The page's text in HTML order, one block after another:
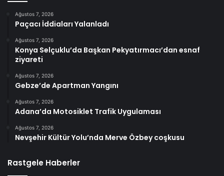
Ağustos 7, 2026
Paçacı İddiaları Yalanladı
Ağustos 7, 2026
Konya Selçuklu’da Başkan Pekyatırmacı’dan esnaf
ziyareti
Ağustos 7, 2026
Gebze’de Apartman Yangını
Ağustos 7, 2026
Adana’da Motosiklet Trafik Uygulaması
Ağustos 7, 2026
Nevşehir Kültür Yolu’nda Merve Özbey coşkusu
Rastgele Haberler